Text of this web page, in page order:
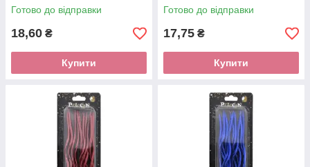
Готово до відправки
18,60 ₴
Купити
Готово до відправки
17,75 ₴
Купити